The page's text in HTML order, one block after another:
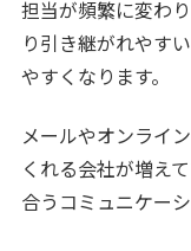
担当が頻繁に変わ
り引き継がれやす
やすくなります。
メールやオンライ
くれる会社が増え
合うコミュニケー